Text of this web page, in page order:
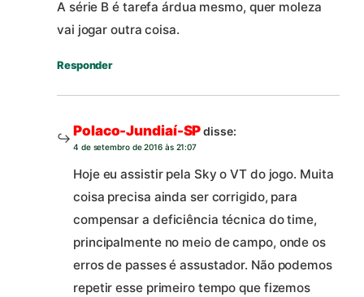
A série B é tarefa árdua mesmo, quer moleza
vai jogar outra coisa.
Responder
Polaco-Jundiaí-SPdisse:
4 de setembro de 2016 às 21:07
Hoje eu assistir pela Sky o VT do jogo. Muita
coisa precisa ainda ser corrigido, para
compensar a deficiência técnica do time,
principalmente no meio de campo, onde os
erros de passes é assustador. Não podemos
repetir esse primeiro tempo que fizemos